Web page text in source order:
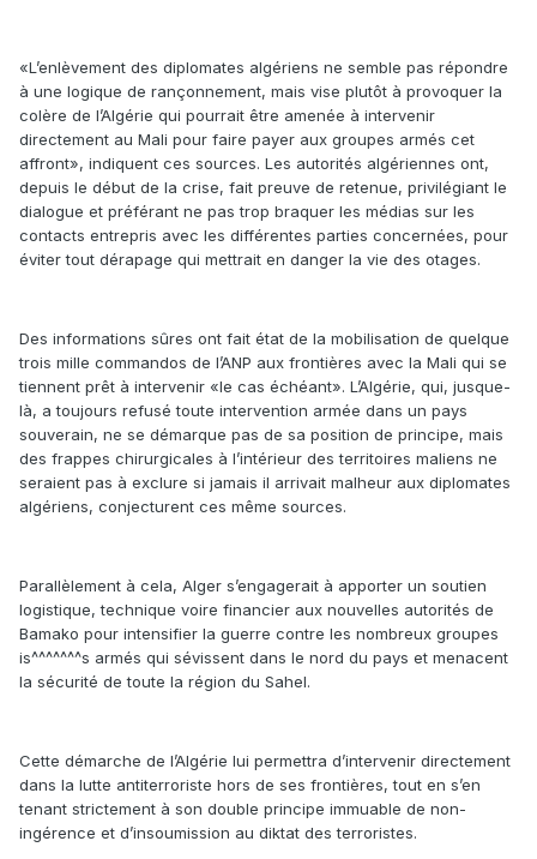
«L’enlèvement des diplomates algériens ne semble pas répondre
à une logique de rançonnement, mais vise plutôt à provoquer la
colère de l’Algérie qui pourrait être amenée à intervenir
directement au Mali pour faire payer aux groupes armés cet
affront», indiquent ces sources. Les autorités algériennes ont,
depuis le début de la crise, fait preuve de retenue, privilégiant le
dialogue et préférant ne pas trop braquer les médias sur les
contacts entrepris avec les différentes parties concernées, pour
éviter tout dérapage qui mettrait en danger la vie des otages.
Des informations sûres ont fait état de la mobilisation de quelque
trois mille commandos de l’ANP aux frontières avec la Mali qui se
tiennent prêt à intervenir «le cas échéant». L’Algérie, qui, jusque-
là, a toujours refusé toute intervention armée dans un pays
souverain, ne se démarque pas de sa position de principe, mais
des frappes chirurgicales à l’intérieur des territoires maliens ne
seraient pas à exclure si jamais il arrivait malheur aux diplomates
algériens, conjecturent ces même sources.
Parallèlement à cela, Alger s’engagerait à apporter un soutien
logistique, technique voire financier aux nouvelles autorités de
Bamako pour intensifier la guerre contre les nombreux groupes
is^^^^^^^s armés qui sévissent dans le nord du pays et menacent
la sécurité de toute la région du Sahel.
Cette démarche de l’Algérie lui permettra d’intervenir directement
dans la lutte antiterroriste hors de ses frontières, tout en s’en
tenant strictement à son double principe immuable de non-
ingérence et d’insoumission au diktat des terroristes.